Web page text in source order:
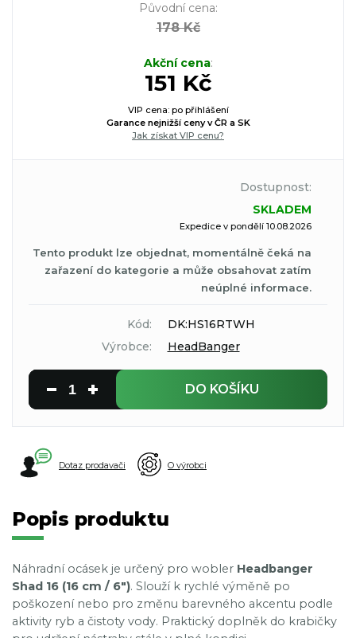
Původní cena:
178 Kč
Akční cena:
151 Kč
VIP cena: po přihlášení
Garance nejnižší ceny v ČR a SK
Jak získat VIP cenu?
Dostupnost:
SKLADEM
Expedice v pondělí 10.08.2026
Tento produkt lze objednat, momentálně čeká na
zařazení do kategorie a může obsahovat zatím
neúplné informace.
Kód:
DK:HS16RTWH
Výrobce:
HeadBanger
DO KOŠÍKU
Dotaz prodavači O výrobci
Popis produktu
Náhradní ocásek je určený pro wobler Headbanger
Shad 16 (16 cm / 6"). Slouží k rychlé výměně po
poškození nebo pro změnu barevného akcentu podle
aktivity ryb a čistoty vody. Praktický doplněk do krabičky